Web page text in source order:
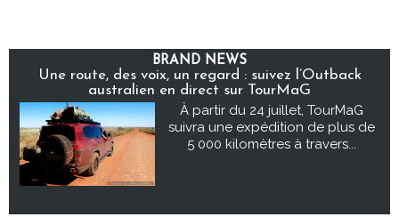
BRAND NEWS
Une route, des voix, un regard : suivez l’Outback
australien en direct sur TourMaG
À partir du 24 juillet, TourMaG
suivra une expédition de plus de
5 000 kilomètres à travers...